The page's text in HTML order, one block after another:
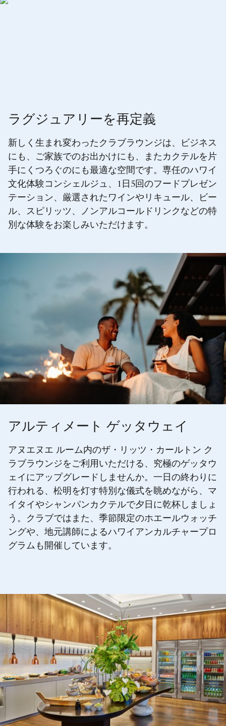
ラグジュアリーを再定義
新しく生まれ変わったクラブラウンジは、ビジネス
にも、ご家族でのお出かけにも、またカクテルを片
手にくつろぐのにも最適な空間です。専任のハワイ
文化体験コンシェルジュ、1日5回のフードプレゼン
テーション、厳選されたワインやリキュール、ビー
ル、スピリッツ、ノンアルコールドリンクなどの特
別な体験をお楽しみいただけます。
アルティメート ゲッタウェイ
アヌエヌエ ルーム内のザ・リッツ・カールトン ク
ラブラウンジをご利用いただける、究極のゲッタウ
ェイにアップグレードしませんか。一日の終わりに
行われる、松明を灯す特別な儀式を眺めながら、マ
イタイやシャンパンカクテルで夕日に乾杯しましょ
う。クラブではまた、季節限定のホエールウォッチ
ングや、地元講師によるハワイアンカルチャープロ
グラムも開催しています。